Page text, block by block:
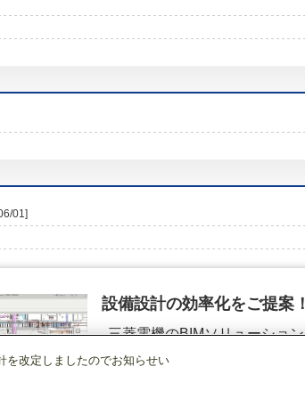
01]
設備設計の効率化をご提案！
三菱電機のBIMソリューション
（空調.換気.照明）
を改定しましたのでお知らせい